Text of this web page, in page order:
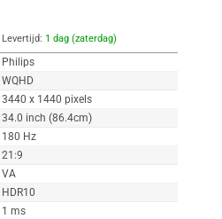
1 dag (zaterdag)
Philips
WQHD
3440 x 1440 pixels
34.0 inch (86.4cm)
180 Hz
21:9
VA
HDR10
1 ms